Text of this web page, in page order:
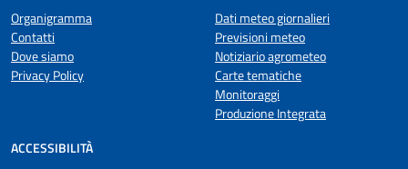
Organigramma
Contatti
Dove siamo
Privacy Policy
Dati meteo giornalieri
Previsioni meteo
Notiziario agrometeo
Carte tematiche
Monitoraggi
Produzione Integrata
ACCESSIBILITÀ